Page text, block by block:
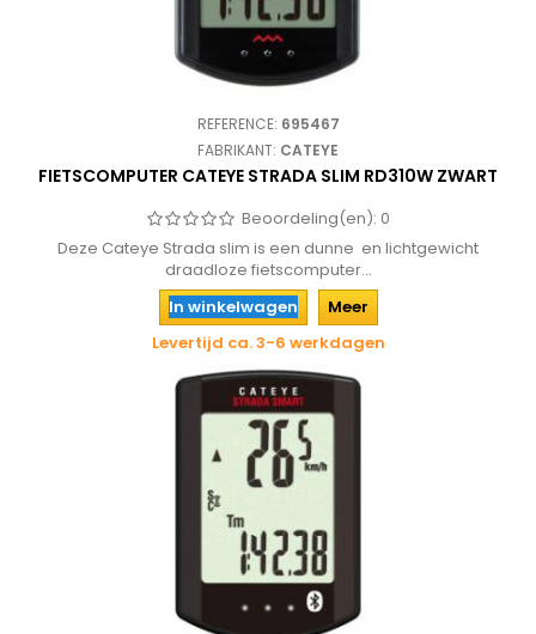
REFERENCE: 695467
FABRIKANT: CATEYE
FIETSCOMPUTER CATEYE STRADA SLIM RD310W ZWART
Beoordeling(en): 0
Deze Cateye Strada slim is een dunne en lichtgewicht
draadloze fietscomputer...
In winkelwagen
Meer
Levertijd ca. 3-6 werkdagen